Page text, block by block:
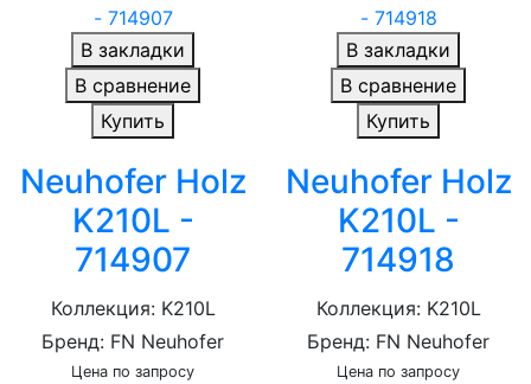
В закладки
В сравнение
Купить
Neuhofer Holz
K210L -
714907
Коллекция: K210L
Бренд: FN Neuhofer
Цена по запросу
В закладки
В сравнение
Купить
Neuhofer Holz
K210L -
714918
Коллекция: K210L
Бренд: FN Neuhofer
Цена по запросу